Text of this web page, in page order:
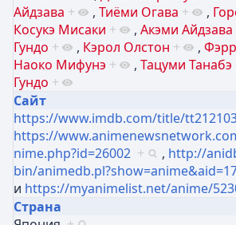
Айдзава + , Тиёми Огава + ,
Косукэ Мисаки + , Акэми Айдзава
Гундо + , Кэрол Олстон + ,
Наоко Мифунэ + , Тацуми Танабэ
Гундо +
Сайт
https://www.imdb.com/title/
https://
nime.php?id=26002 + , http://
bin/
и https://myanimelist.net/anime/
Страна